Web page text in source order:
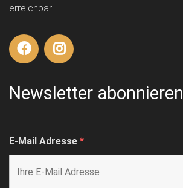
erreichbar.
Newsletter abonnieren
E-Mail Adresse *